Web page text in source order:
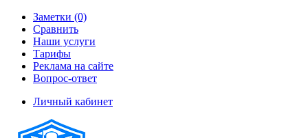
Заметки (0)
Сравнить
Наши услуги
Тарифы
Реклама на сайте
Вопрос-ответ
Личный кабинет